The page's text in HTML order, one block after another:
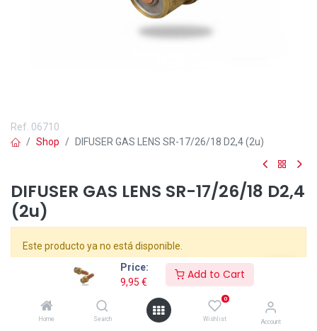
Price:
9,95 €
Add to Cart
Home Search
0
Wishlist Account
Ref. 06710
Shop
DIFUSER GAS LENS SR-17/26/18 D2,4 (2u)
DIFUSER GAS LENS SR-17/26/18 D2,4
(2u)
Este producto ya no está disponible.
\xa0Difusor Gas Lens SR-17/26/18 de 2,4 mmofrece una
cobertura de gas superior para soldaduras TIG más limpias y
controladas. Diseñado para antorchas SR-17, SR-26 y SR-18, este